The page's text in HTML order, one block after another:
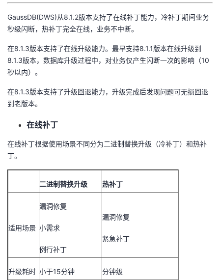
GaussDB(DWS)从8.1.2版本支持了在线补丁能力，冷补丁期间业务
秒级闪断，热补丁完全在线，业务不中断。
在8.1.3版本支持了在线升级能力。最早支持8.1.1版本在线升级到
8.1.3版本，数据库升级过程中，对业务仅产生闪断一次的影响（10
秒以内）。
在8.1.3版本支持了升级回退能力，升级完成后发现问题可无损回退
到老版本。
在线补丁
在线补丁根据使用场景不同分为二进制替换升级（冷补丁）和热补
丁。
二进制替换升级 热补丁
适用场景
漏洞修复
小需求
例行补丁
漏洞修复
紧急补丁
升级耗时 小于15分钟 分钟级